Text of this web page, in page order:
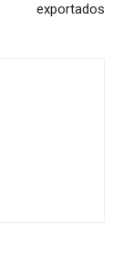
exportados